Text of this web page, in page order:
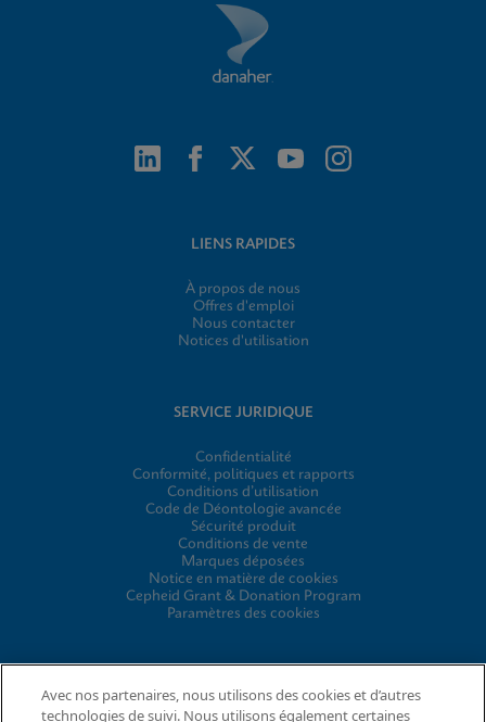
LIENS RAPIDES
À propos de nous
Offres d'emploi
Nous contacter
Notices d'utilisation
SERVICE JURIDIQUE
Confidentialité
Conformité, politiques et rapports
Conditions d’utilisation
Code de Déontologie avancée
Sécurité produit
Conditions de vente
Marques déposées
Notice en matière de cookies
Cepheid Grant & Donation Program
Paramètres des cookies
Avec nos partenaires, nous utilisons des cookies et d’autres
technologies de suivi. Nous utilisons également certaines